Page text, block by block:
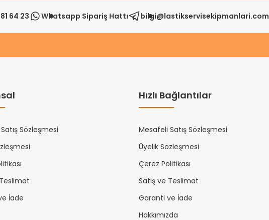
64 23 Whatsapp Sipariş Hattı bilgi@lastikservisekipmanlari.com
Sözleşmesi
İade
Hızlı Bağlantılar
Mesafeli Satış Sözleşmesi
Üyelik Sözleşmesi
Çerez Politikası
Satış ve Teslimat
Garanti ve İade
Hakkımızda